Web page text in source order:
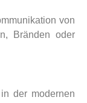
von
Bränden oder
der modernen